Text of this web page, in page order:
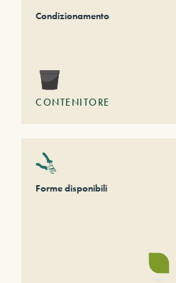
Condizionamento
CONTENITORE
Forme disponibili